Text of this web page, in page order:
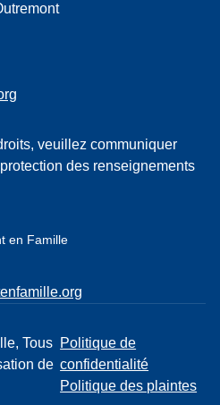
veuillez communiquer
des renseignements
en Famille
Tous
de
Politique de
confidentialité
Politique des plaintes